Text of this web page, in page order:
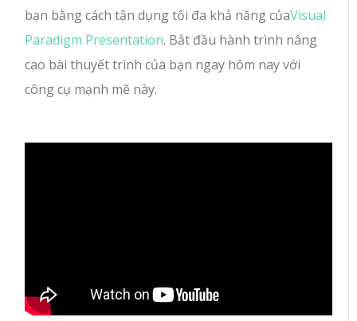
bạn bằng cách tận dụng tối đa khả năng củaVisual
Paradigm Presentation. Bắt đầu hành trình nâng
cao bài thuyết trình của bạn ngay hôm nay với
công cụ mạnh mẽ này.